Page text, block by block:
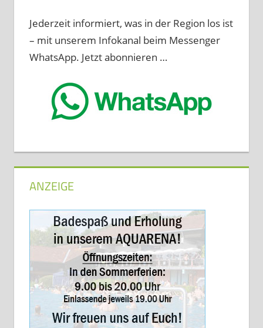
Jederzeit informiert, was in der Region los ist
– mit unserem Infokanal beim Messenger
WhatsApp. Jetzt abonnieren …
ANZEIGE